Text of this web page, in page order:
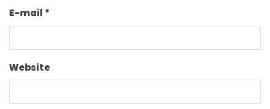
E-mail *
Website